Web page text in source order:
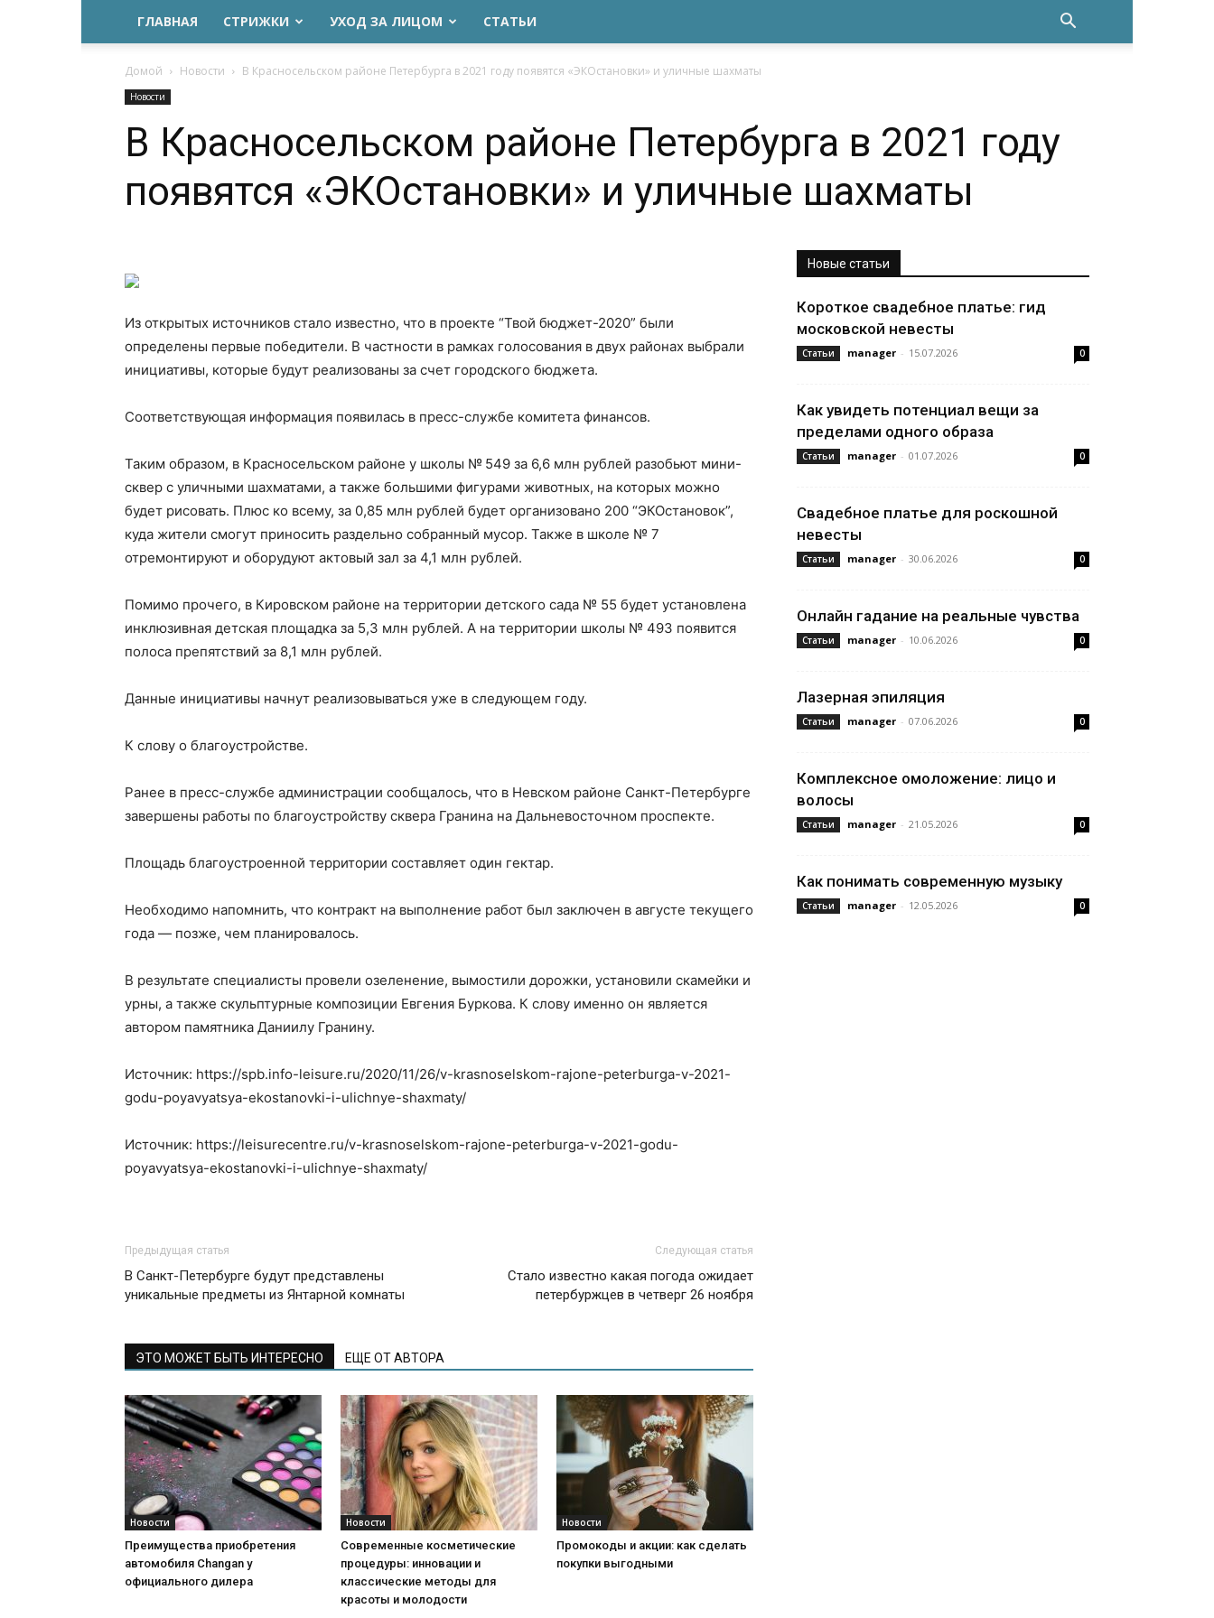
ГЛАВНАЯ СТРИЖКИ УХОД ЗА ЛИЦОМ СТАТЬИ
Домой Новости В Красносельском районе Петербурга в 2021 году появятся «ЭКОстановки» и уличные шахматы
Новости
В Красносельском районе Петербурга в 2021 году
появятся «ЭКОстановки» и уличные шахматы
Из открытых источников стало известно, что в проекте “Твой бюджет-2020” были
определены первые победители. В частности в рамках голосования в двух районах выбрали
инициативы, которые будут реализованы за счет городского бюджета.
Соответствующая информация появилась в пресс-службе комитета финансов.
Таким образом, в Красносельском районе у школы № 549 за 6,6 млн рублей разобьют мини-
сквер с уличными шахматами, а также большими фигурами животных, на которых можно
будет рисовать. Плюс ко всему, за 0,85 млн рублей будет организовано 200 “ЭКОстановок”,
куда жители смогут приносить раздельно собранный мусор. Также в школе № 7
отремонтируют и оборудуют актовый зал за 4,1 млн рублей.
Помимо прочего, в Кировском районе на территории детского сада № 55 будет установлена ​​
инклюзивная детская площадка за 5,3 млн рублей. А на территории школы № 493 появится
полоса препятствий за 8,1 млн рублей.
Данные инициативы начнут реализовываться уже в следующем году.
К слову о благоустройстве.
Ранее в пресс-службе администрации сообщалось, что в Невском районе Санкт-Петербурге
завершены работы по благоустройству сквера Гранина на Дальневосточном проспекте.
Площадь благоустроенной территории составляет один гектар.
Необходимо напомнить, что контракт на выполнение работ был заключен в августе текущего
года — позже, чем планировалось.
В результате специалисты провели озеленение, вымостили дорожки, установили скамейки и
урны, а также скульптурные композиции Евгения Буркова. К слову именно он является
автором памятника Даниилу Гранину.
Источник: https://spb.info-leisure.ru/2020/11/26/v-krasnoselskom-rajone-peterburga-v-2021-
godu-poyavyatsya-ekostanovki-i-ulichnye-shaxmaty/
Источник: https://leisurecentre.ru/v-krasnoselskom-rajone-peterburga-v-2021-godu-
poyavyatsya-ekostanovki-i-ulichnye-shaxmaty/
Предыдущая статья
В Санкт-Петербурге будут представлены
уникальные предметы из Янтарной комнаты
Следующая статья
Стало известно какая погода ожидает
петербуржцев в четверг 26 ноября
ЭТО МОЖЕТ БЫТЬ ИНТЕРЕСНО ЕЩЕ ОТ АВТОРА
Новости
Преимущества приобретения
автомобиля Changan у
официального дилера
Новости
Современные косметические
процедуры: инновации и
классические методы для
красоты и молодости
Новости
Промокоды и акции: как сделать
покупки выгодными
Новые статьи
Короткое свадебное платье: гид
московской невесты
Статьи manager - 15.07.2026 0
Как увидеть потенциал вещи за
пределами одного образа
Статьи manager - 01.07.2026 0
Свадебное платье для роскошной
невесты
Статьи manager - 30.06.2026 0
Онлайн гадание на реальные чувства
Статьи manager - 10.06.2026 0
Лазерная эпиляция
Статьи manager - 07.06.2026 0
Комплексное омоложение: лицо и
волосы
Статьи manager - 21.05.2026 0
Как понимать современную музыку
Статьи manager - 12.05.2026 0